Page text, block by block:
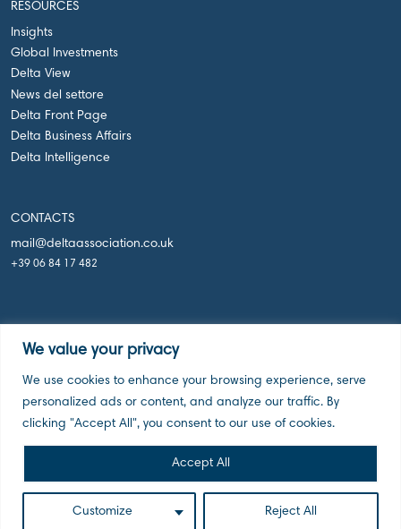
We value your privacy
We use cookies to enhance your browsing experience, serve
personalized ads or content, and analyze our traffic. By
clicking "Accept All", you consent to our use of cookies.
Customize Reject All
Accept All
RESOURCES
Insights
Global Investments
Delta View
News del settore
Delta Front Page
Delta Business Affairs
Delta Intelligence
CONTACTS
mail@deltaassociation.co.uk
+39 06 84 17 482
Delta Holdings Associations, London UK, 2026